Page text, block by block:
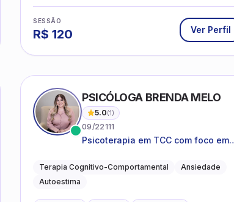
SESSÃO
R$ 120 Ver Perfil
PSICÓLOGA BRENDA MELO
5.0(1)
09/22111
Psicoterapia em TCC com foco em
práticas para o cotidiano
Terapia Cognitivo-Comportamental
Ansiedade
Autoestima